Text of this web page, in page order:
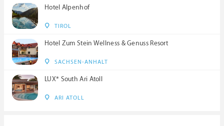
Hotel Alpenhof
TIROL
Hotel Zum Stein Wellness & Genuss Resort
SACHSEN-ANHALT
LUX* South Ari Atoll
ARI ATOLL